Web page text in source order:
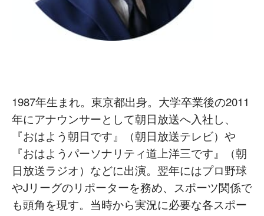
1987年生まれ。東京都出身。大学卒業後の2011
年にアナウンサーとして朝日放送へ入社し、
『おはよう朝日です』（朝日放送テレビ）や
『おはようパーソナリティ道上洋三です』（朝
日放送ラジオ）などに出演。翌年にはプロ野球
やJリーグのリポーターを務め、スポーツ関係で
も頭角を現す。当時から実況に必要な各スポー